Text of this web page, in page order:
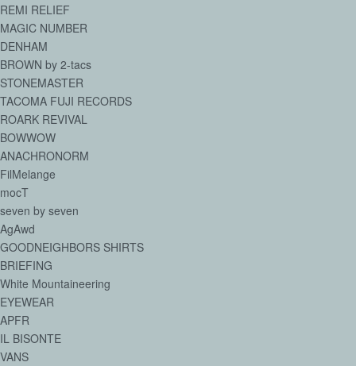
REMI RELIEF
MAGIC NUMBER
DENHAM
BROWN by 2-tacs
STONEMASTER
TACOMA FUJI RECORDS
ROARK REVIVAL
BOWWOW
ANACHRONORM
FilMelange
mocT
seven by seven
AgAwd
GOODNEIGHBORS SHIRTS
BRIEFING
White Mountaineering
EYEWEAR
APFR
IL BISONTE
VANS